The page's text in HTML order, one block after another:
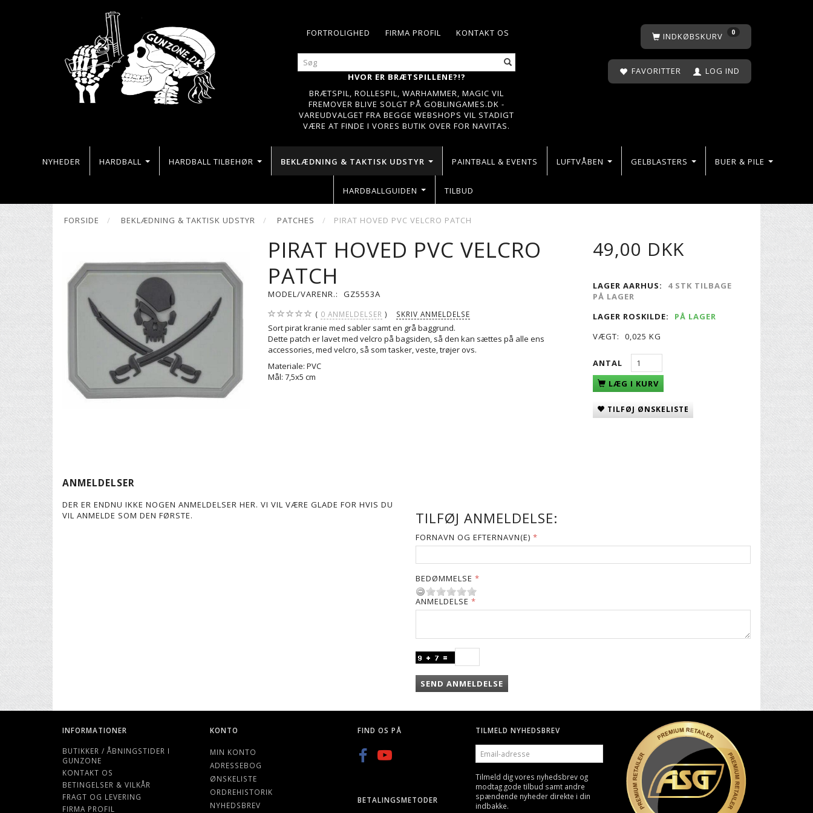
KONTAKT OS
FIRMA PROFIL
FORTROLIGHED
HVOR ER BRÆTSPILLENE?!?
BRÆTSPIL, ROLLESPIL, WARHAMMER, MAGIC VIL
FREMOVER BLIVE SOLGT PÅ GOBLINGAMES.DK -
VAREUDVALGET FRA BEGGE WEBSHOPS VIL STADIGT
VÆRE AT FINDE I VORES BUTIK OVER FOR NAVITAS.
INDKØBSKURV 0
FAVORITTER LOG IND
NYHEDER HARDBALL HARDBALL TILBEHØR BEKLÆDNING & TAKTISK UDSTYR PAINTBALL & EVENTS LUFTVÅBEN GELBLASTERS BUER & PILE
HARDBALLGUIDEN TILBUD
FORSIDE BEKLÆDNING & TAKTISK UDSTYR PATCHES PIRAT HOVED PVC VELCRO PATCH
PIRAT HOVED PVC VELCRO
PATCH
MODEL/VARENR.: GZ5553A
0 ANMELDELSER SKRIV ANMELDELSE
Sort pirat kranie med sabler samt en grå baggrund.
Dette patch er lavet med velcro på bagsiden, så den kan sættes på alle ens
accessories, med velcro, så som tasker, veste, trøjer ovs.
Materiale: PVC
Mål: 7,5x5 cm
49,00 DKK
LAGER AARHUS:
4 STK TILBAGE
PÅ LAGER
LAGER ROSKILDE:
PÅ LAGER
VÆGT:
0,025 KG
ANTAL
LÆG I KURV
TILFØJ ØNSKELISTE
ANMELDELSER
DER ER ENDNU IKKE NOGEN ANMELDELSER HER. VI VIL VÆRE GLADE FOR HVIS DU
VIL ANMELDE SOM DEN FØRSTE.
TILFØJ ANMELDELSE:
FORNAVN OG EFTERNAVN(E)
BEDØMMELSE
ANMELDELSE
SEND ANMELDELSE
INFORMATIONER
BUTIKKER / ÅBNINGSTIDER I
GUNZONE
KONTAKT OS
BETINGELSER & VILKÅR
FRAGT OG LEVERING
FIRMA PROFIL
KONTO
MIN KONTO
ADRESSEBOG
ØNSKELISTE
ORDREHISTORIK
NYHEDSBREV
FIND OS PÅ
BETALINGSMETODER
TILMELD NYHEDSBREV
EMAIL-
ADRESSE
Tilmeld dig vores nyhedsbrev og
modtag gode tilbud samt andre
spændende nyheder direkte i din
indbakke.